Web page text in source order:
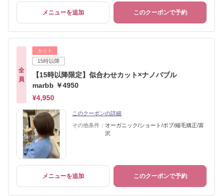
メニューを追加 このクーポンで予約
全
員
カット
15時以降
【15時以降限定】似合わせカット×ナノバブル
marbb ￥4950
¥4,950
このクーポンの詳細
その他条件： オーガニック/ショート/ボブ/縮毛矯正/富
沢
メニューを追加 このクーポンで予約